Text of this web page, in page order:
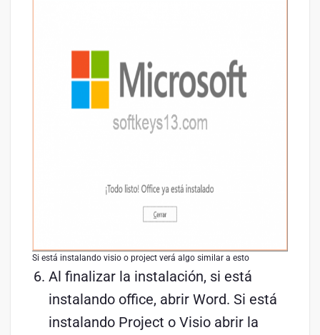
Si está instalando visio o project verá algo similar a esto
Al finalizar la instalación, si está
instalando office, abrir Word. Si está
instalando Project o Visio abrir la